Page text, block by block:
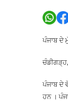
ਪੰਜਾਬ ਦੇ
ਪੰਜਾਬ ਦੇ
ਹਨ ।